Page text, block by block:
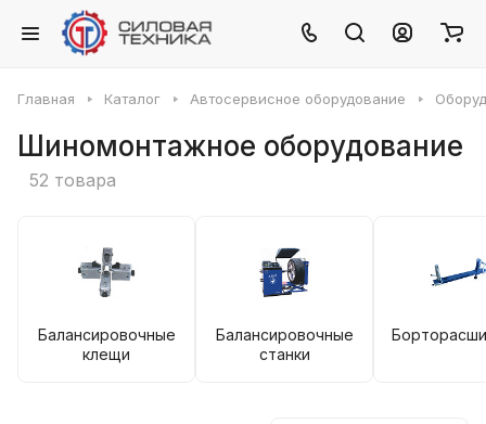
Главная Каталог Автосервисное оборудование
Шиномонтажное оборудование
52 товара
Балансировочные
клещи
Балансировочные
станки